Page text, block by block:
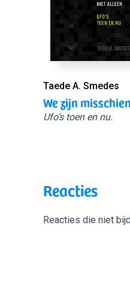
Taede A. Smedes
We zijn
Ufo’s toen en nu.
Reacties
Reacties die niet